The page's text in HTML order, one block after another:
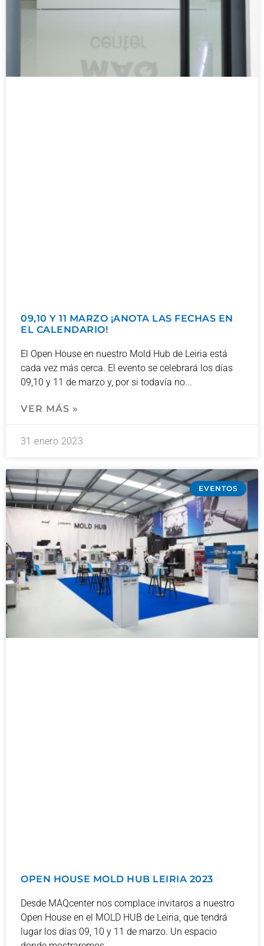
09,10 Y 11 MARZO ¡ANOTA LAS FECHAS EN
EL CALENDARIO!
El Open House en nuestro Mold Hub de Leiria está
cada vez más cerca. El evento se celebrará los días
09,10 y 11 de marzo y, por si todavía no
VER MÁS »
31 enero 2023
EVENTOS
OPEN HOUSE MOLD HUB LEIRIA 2023
Desde MAQcenter nos complace invitaros a nuestro
Open House en el MOLD HUB de Leiria, que tendrá
lugar los días 09, 10 y 11 de marzo. Un espacio